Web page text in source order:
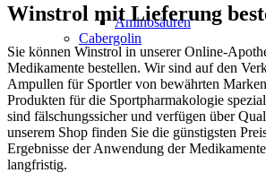
Aminosäuren
Cabergolin
Winstrol mit Lieferung
Sie können Winstrol in unserer Online-
Medikamente bestellen. Wir sind auf den
Ampullen für Sportler von bewährten
Produkten für die Sportpharmakologie
sind fälschungssicher und verfügen über
unserem Shop finden Sie die günstigsten
Ergebnisse der Anwendung der
langfristig.